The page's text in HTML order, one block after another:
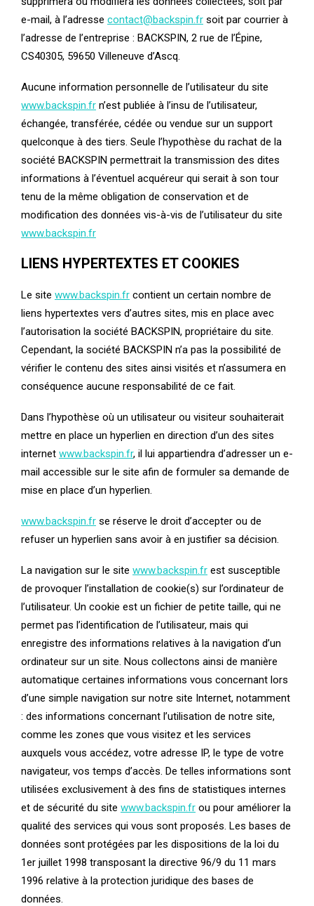
e-mail, à l’adresse contact@backspin.fr soit par courrier à
l’adresse de l’entreprise : BACKSPIN, 2 rue de l’Épine,
CS40305, 59650 Villeneuve d’Ascq.
Aucune information personnelle de l’utilisateur du site
www.backspin.fr n’est publiée à l’insu de l’utilisateur,
échangée, transférée, cédée ou vendue sur un support
quelconque à des tiers. Seule l’hypothèse du rachat de la
société BACKSPIN permettrait la transmission des dites
informations à l’éventuel acquéreur qui serait à son tour
tenu de la même obligation de conservation et de
modification des données vis-à-vis de l’utilisateur du site
www.backspin.fr
LIENS HYPERTEXTES ET COOKIES
Le site www.backspin.fr contient un certain nombre de
liens hypertextes vers d’autres sites, mis en place avec
l’autorisation la société BACKSPIN, propriétaire du site.
Cependant, la société BACKSPIN n’a pas la possibilité de
vérifier le contenu des sites ainsi visités et n’assumera en
conséquence aucune responsabilité de ce fait.
Dans l’hypothèse où un utilisateur ou visiteur souhaiterait
mettre en place un hyperlien en direction d’un des sites
internet www.backspin.fr, il lui appartiendra d’adresser un e-
mail accessible sur le site afin de formuler sa demande de
mise en place d’un hyperlien.
www.backspin.fr se réserve le droit d’accepter ou de
refuser un hyperlien sans avoir à en justifier sa décision.
La navigation sur le site www.backspin.fr est susceptible
de provoquer l’installation de cookie(s) sur l’ordinateur de
l’utilisateur. Un cookie est un fichier de petite taille, qui ne
permet pas l’identification de l’utilisateur, mais qui
enregistre des informations relatives à la navigation d’un
ordinateur sur un site. Nous collectons ainsi de manière
automatique certaines informations vous concernant lors
d’une simple navigation sur notre site Internet, notamment
: des informations concernant l’utilisation de notre site,
comme les zones que vous visitez et les services
auxquels vous accédez, votre adresse IP, le type de votre
navigateur, vos temps d’accès. De telles informations sont
utilisées exclusivement à des fins de statistiques internes
et de sécurité du site www.backspin.fr ou pour améliorer la
qualité des services qui vous sont proposés. Les bases de
données sont protégées par les dispositions de la loi du
1er juillet 1998 transposant la directive 96/9 du 11 mars
1996 relative à la protection juridique des bases de
données.